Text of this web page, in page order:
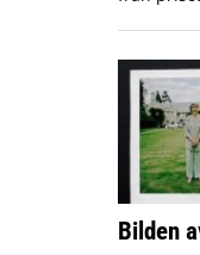
Bilden